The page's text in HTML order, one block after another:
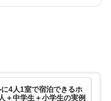
4人1室で宿泊できるホ
＋中学生＋小学生の実例